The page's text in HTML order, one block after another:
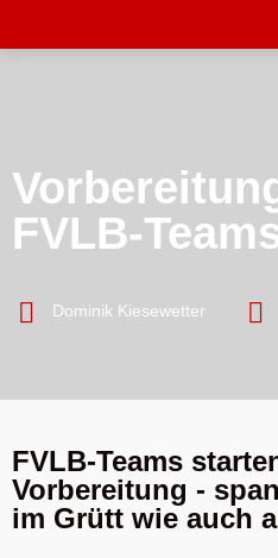
FVLB-
Dominik Kiesewetter
FVLB-Teams
Vorbereitung -
im Grütt wie auch